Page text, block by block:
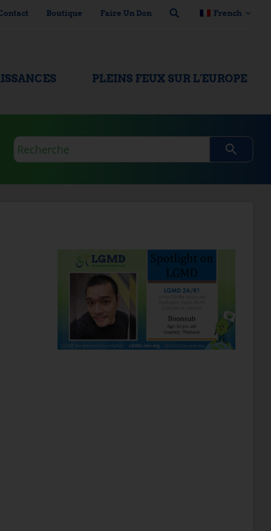
Boutique Faire Un Don French
PLEINS FEUX SUR L'EUROPE
Requête
de